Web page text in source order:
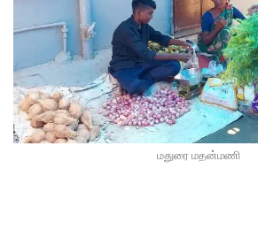
மதுரை மதன்மணி